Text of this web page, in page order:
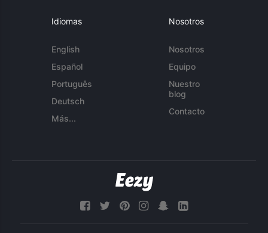
Idiomas
English
Español
Português
Deutsch
Más...
Nosotros
Nosotros
Equipo
Nuestro
blog
Contacto